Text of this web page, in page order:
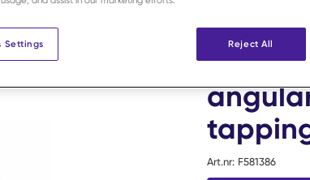
Securos Surgical
2,7x20
Art.nr: F581386
Reject All
Settings